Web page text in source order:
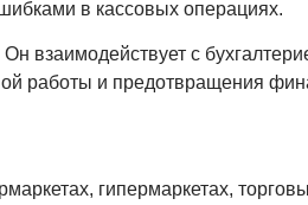
в кассовых операциях.
Он взаимодействует с
работы и предотвращения
гипермаркетах,